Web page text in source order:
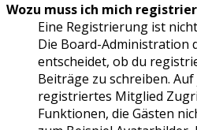
Wozu muss ich mich
Eine Registrierung ist
Die Board-Administration
entscheidet, ob du
Beiträge zu schreiben.
registriertes Mitglied
Funktionen, die Gästen